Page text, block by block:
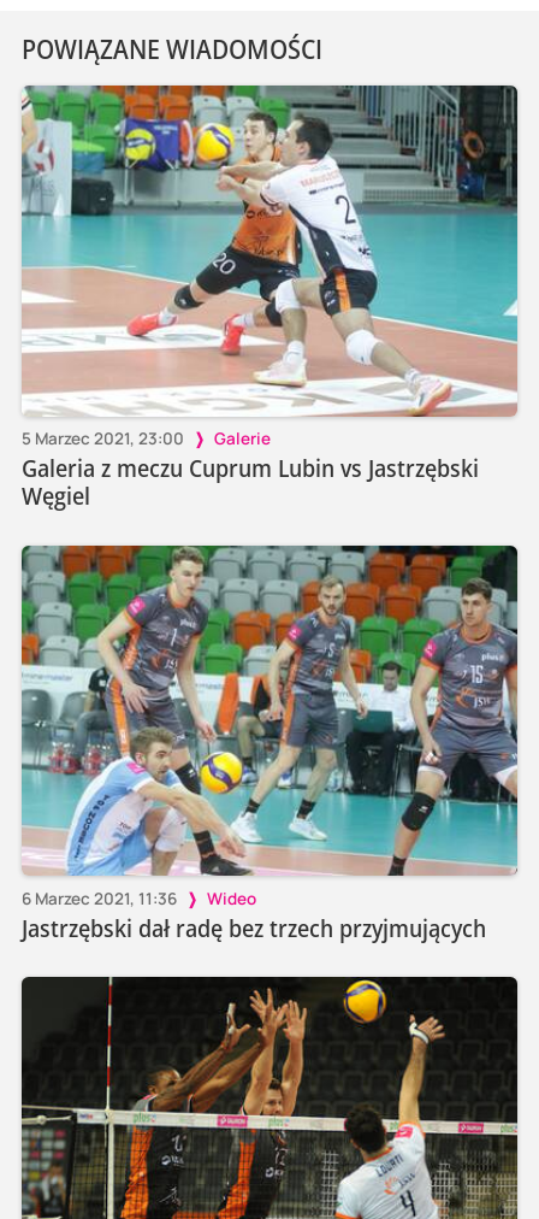
POWIĄZANE WIADOMOŚCI
5 Marzec 2021, 23:00 Galerie
Galeria z meczu Cuprum Lubin vs Jastrzębski
Węgiel
6 Marzec 2021, 11:36 Wideo
Jastrzębski dał radę bez trzech przyjmujących